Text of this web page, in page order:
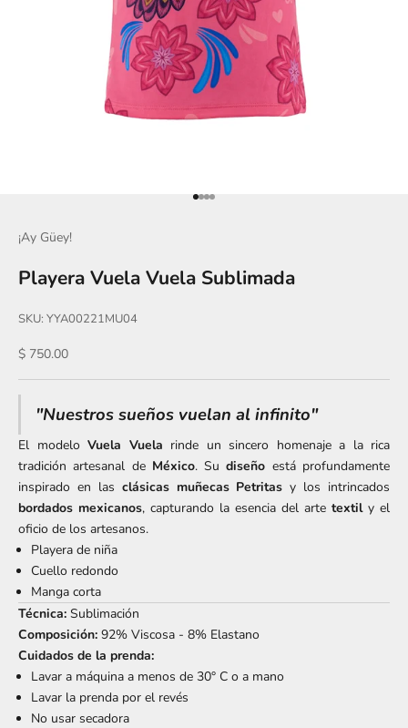
Ir al artículo 1
Ir al artículo 2
Ir al artículo 3
Ir al artículo 4
¡Ay Güey!
Playera Vuela Vuela Sublimada
SKU: YYA00221MU04
Precio de oferta
$ 750.00
"Nuestros sueños vuelan al infinito"
El modelo Vuela Vuela rinde un sincero homenaje a la rica
tradición artesanal de México. Sudiseño está profundamente
inspirado en las clásicas muñecas Petritas y los intrincados
bordados mexicanos, capturando la esencia del arte textily el
oficio de los artesanos.
Playera de niña
Cuello redondo
Manga corta
Técnica: Sublimación
Composición: 92% Viscosa - 8% Elastano
Cuidados de la prenda:
Lavar a máquina a menos de 30° C o a mano
Lavar la prenda por el revés
No usar secadora